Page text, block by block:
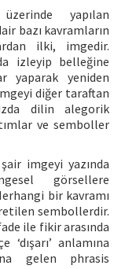
yapılan
bazı kavramların
ilki, imgedir.
izleyip belleğine
yaparak yeniden
diğer taraftan
dilin alegorik
ve semboller
imgeyi yazında
görsellere
bir kavramı
sembollerdir.
ile fikir arasında
anlamına
gelen phrasis